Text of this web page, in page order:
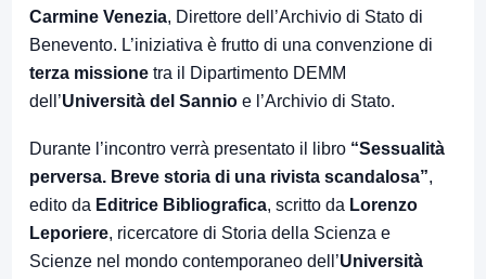
Carmine Venezia, Direttore dell’Archivio di Stato di
Benevento. L’iniziativa è frutto di una convenzione di
terza missione tra il Dipartimento DEMM
dell’Università del Sannio e l’Archivio di Stato.
Durante l’incontro verrà presentato il libro “Sessualità
perversa. Breve storia di una rivista scandalosa”,
edito da Editrice Bibliografica, scritto da Lorenzo
Leporiere, ricercatore di Storia della Scienza e
Scienze nel mondo contemporaneo dell’Università